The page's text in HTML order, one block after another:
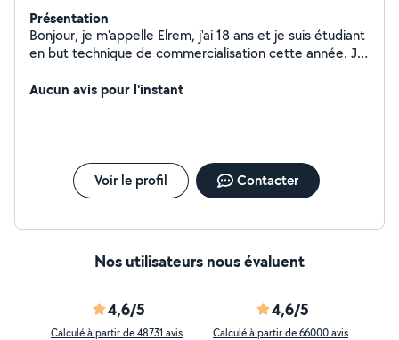
Présentation
Bonjour, je m'appelle Elrem, j'ai 18 ans et je suis étudiant
en but technique de commercialisation cette année. Je
d'argent ( comme des babysitting, petsittings, travaux
je pense pouvoir être à l'écoute des vôtres. Je suis un
garçon assez posé et calme, souriant et motivé. Je me
ferai un plaisir de vous répondre si vous avez des
Aucun avis pour l'instant
Voir le profil Contacter
Nos utilisateurs nous évaluent
4,6/5
Calculé à partir de 48731 avis
4,6/5
Calculé à partir de 66000 avis